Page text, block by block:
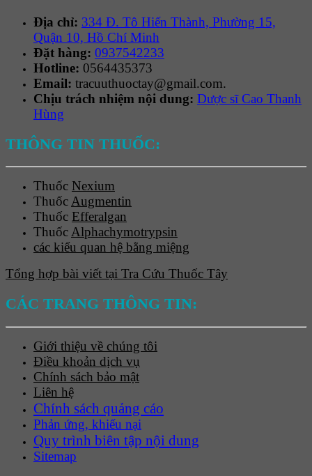
Địa chỉ: 334 Đ. Tô Hiến Thành, Phường 15,
Quận 10, Hồ Chí Minh
Đặt hàng: 0937542233
Hotline: 0564435373
Email: tracuuthuoctay@gmail.com.
Chịu trách nhiệm nội dung: Dược sĩ Cao Thanh
Hùng
THÔNG TIN THUỐC:
Thuốc Nexium
ThuốcAugmentin
Thuốc Efferalgan
ThuốcAlphachymotrypsin
các kiểu quan hệ bằng miệng
Tổng hợp bài viết tại Tra Cứu Thuốc Tây
CÁC TRANG THÔNG TIN:
Giới thiệu về chúng tôi
Điều khoản dịch vụ
Chính sách bảo mật
Liên hệ
Chính sách quảng cáo
Phản ứng, khiếu nại
Quy trình biên tập nội dung
Sitemap